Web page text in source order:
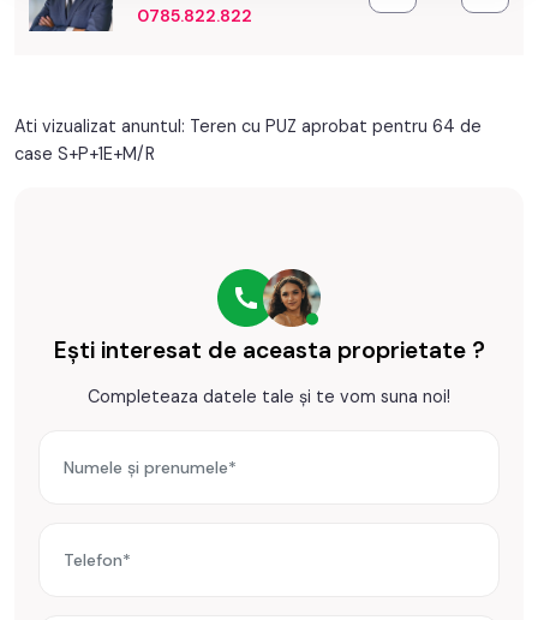
0785.822.822
Ati vizualizat anuntul: Teren cu PUZ aprobat pentru 64 de
case S+P+1E+M/R
Ești interesat de aceasta proprietate ?
Completeaza datele tale și te vom suna noi!